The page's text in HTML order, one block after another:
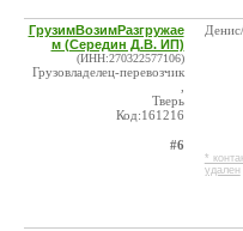
ГрузимВозимРазгружае
м (Середин Д.В. ИП)
(ИНН:270322577106)
Грузовладелец-перевозчик
Тверь
Код:161216
#6
*
удален